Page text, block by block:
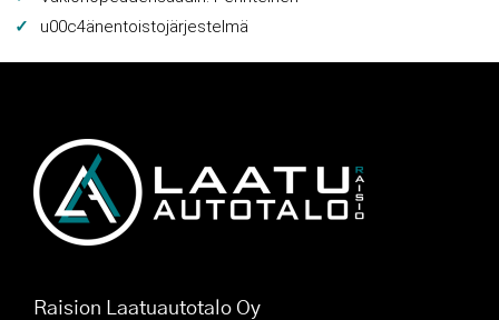
u00c4änentoistojärjestelmä
Raision Laatuautotalo Oy